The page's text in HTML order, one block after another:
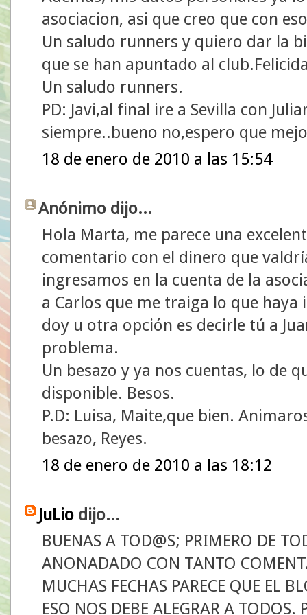
asociacion, asi que creo que con
Un saludo runners y quiero dar la
que se han apuntado al
Un saludo runners.
PD: Javi,al final ire a Sevilla con
siempre..bueno no,espero que
18 de enero de 2010 a las 15:54
Anónimo dijo...
Hola Marta, me parece una
comentario con el dinero que
ingresamos en la cuenta de la
a Carlos que me traiga lo que
doy u otra opción es decirle tú a
problema.
Un besazo y ya nos cuentas, lo de
disponible. Besos.
P.D: Luisa, Maite,que bien.
besazo, Reyes.
18 de enero de 2010 a las 18:12
JuLio dijo...
BUENAS A TOD@S; PRIMERO DE
ANONADADO CON TANTO
MUCHAS FECHAS PARECE QUE EL
ESO NOS DEBE ALEGRAR A